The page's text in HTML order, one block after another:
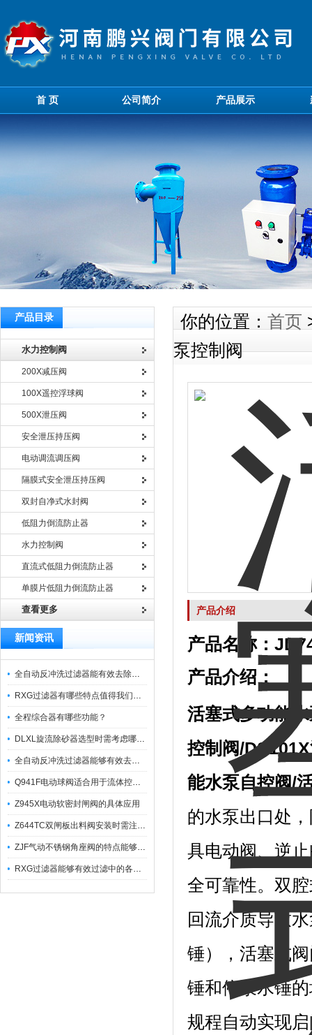
首 页 公司简介 产品展示
产品目录
水力控制阀
200X减压阀
100X遥控浮球阀
500X泄压阀
安全泄压持压阀
电动调流调压阀
隔膜式安全泄压持压阀
双封自净式水封阀
低阻力倒流防止器
水力控制阀
直流式低阻力倒流防止器
单膜片低阻力倒流防止器
查看更多
新闻资讯
全自动反冲洗过滤器能有效去除过滤介质上的杂质
RXG过滤器有哪些特点值得我们选择？
全程综合器有哪些功能？
DLXL旋流除砂器选型时需考虑哪些因素？
全自动反冲洗过滤器能够有效去除不同粒径的固体杂
Q941F电动球阀适合用于流体控制需要迅速反应的场合
Z945X电动软密封闸阀的具体应用
Z644TC双闸板出料阀安装时需注意哪些事项？
ZJF气动不锈钢角座阀的特点能够稳定地控制介质流量
RXG过滤器能够有效过滤中的各种杂质
你的位置： 首页
泵控制阀
产品介绍
产品名称：
产品介绍：
活塞式多功能
控制阀/
能水泵自控阀/
的水泵出口处
具电动阀、逆
全可靠性。双
回流介质导致
锤），活塞式
锤和停泵水锤
规程自动实现